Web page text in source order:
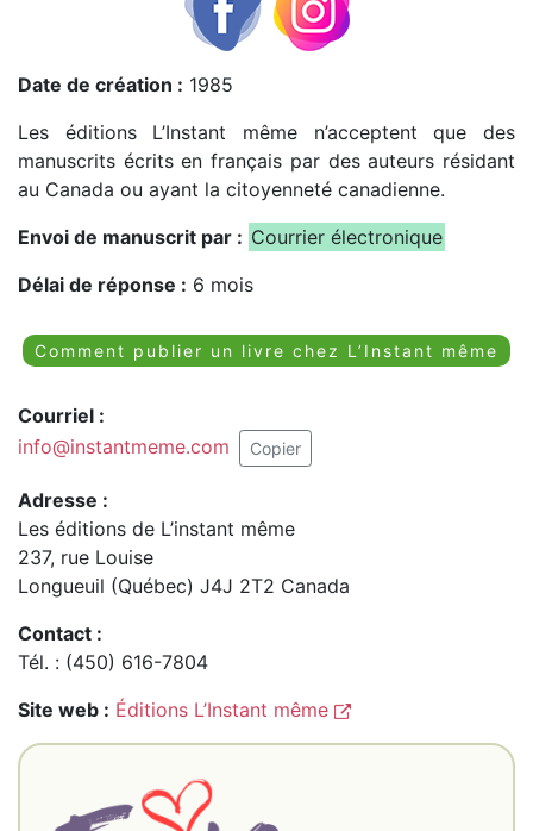
Date de création : 1985
Les éditions L’Instant même n’acceptent que des
manuscrits écrits en français par des auteurs résidant
au Canada ou ayant la citoyenneté canadienne.
Envoi de manuscrit par : Courrier électronique
Délai de réponse : 6 mois
Comment publier un livre chez L’Instant même
Courriel :
info@instantmeme.com
Copier
Adresse :
Les éditions de L’instant même
237, rue Louise
Longueuil (Québec) J4J 2T2 Canada
Contact :
Tél. : (450) 616-7804
Site web : Éditions L’Instant même